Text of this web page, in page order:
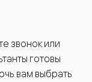
звонок или
готовы
вам выбрать